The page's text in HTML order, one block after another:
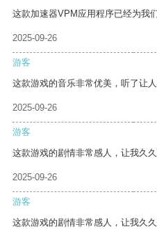
这款加速器VPM应用程序已经为我
2025-09-26
游客
这款游戏的音乐非常优美，听了让人
2025-09-26
游客
这款游戏的剧情非常感人，让我久久
2025-09-26
游客
这款游戏的剧情非常感人，让我久久